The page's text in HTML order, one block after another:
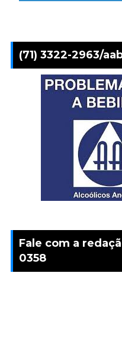
(71) 3322-2963/
Fale com a
0358